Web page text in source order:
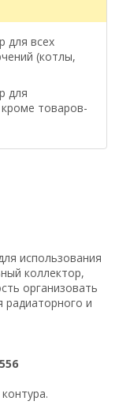
для всех
(котлы,
для
товаров-
использования
коллектор,
организовать
радиаторного и